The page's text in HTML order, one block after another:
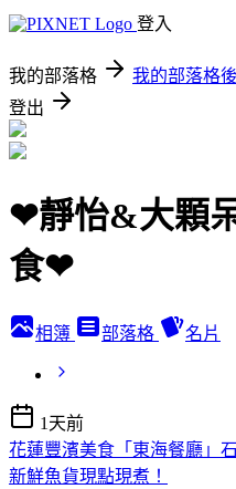
登入
我的部落格 我的部落格
登出
❤靜怡&大顆
食❤
相簿 部落格 名片
1天前
花蓮豐濱美食「東海餐廳」
新鮮魚貨現點現煮！